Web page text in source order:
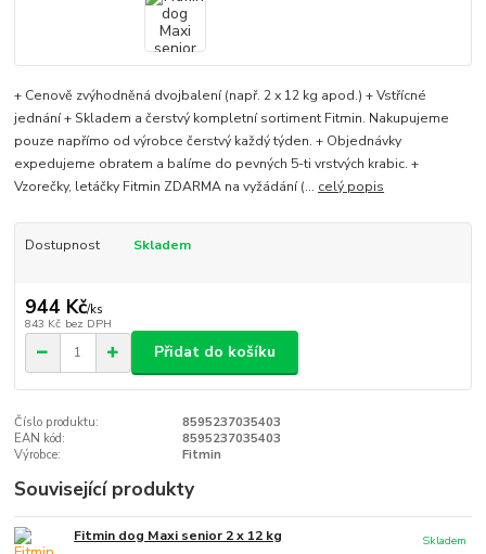
+ Cenově zvýhodněná dvojbalení (např. 2 x 12 kg apod.) + Vstřícné
jednání + Skladem a čerstvý kompletní sortiment Fitmin. Nakupujeme
pouze napřímo od výrobce čerstvý každý týden. + Objednávky
expedujeme obratem a balíme do pevných 5-ti vrstvých krabic. +
Vzorečky, letáčky Fitmin ZDARMA na vyžádání (... celý popis
Dostupnost Skladem
944 Kč/ks
843 Kč bez DPH
Přidat do košíku
Číslo produktu:
8595237035403
EAN kód:
8595237035403
Výrobce:
Fitmin
Související produkty
Fitmin dog Maxi senior 2 x 12 kg
Skladem